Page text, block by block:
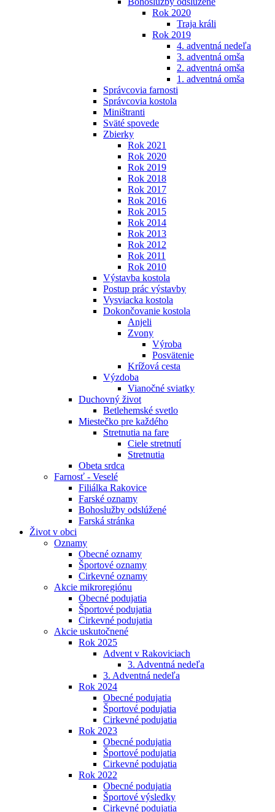
Rok 2020
Traja králi
Rok 2019
4. adventná nedeľa
3. adventná omša
2. adventná omša
1. adventná omša
Správcovia farnosti
Správcovia kostola
Miništranti
Sväté spovede
Zbierky
Rok 2021
Rok 2020
Rok 2019
Rok 2018
Rok 2017
Rok 2016
Rok 2015
Rok 2014
Rok 2013
Rok 2012
Rok 2011
Rok 2010
Výstavba kostola
Postup prác výstavby
Vysviacka kostola
Dokončovanie kostola
Anjeli
Zvony
Výroba
Posvätenie
Krížová cesta
Výzdoba
Vianočné sviatky
Duchovný život
Betlehemské svetlo
Miestečko pre každého
Stretnutia na fare
Ciele stretnutí
Stretnutia
Obeta srdca
Farnosť - Veselé
Filiálka Rakovice
Farské oznamy
Bohoslužby odslúžené
Farská stránka
Život v obci
Oznamy
Obecné oznamy
Športové oznamy
Cirkevné oznamy
Akcie mikroregiónu
Obecné podujatia
Športové podujatia
Cirkevné podujatia
Akcie uskutočnené
Rok 2025
Advent v Rakoviciach
3. Adventná nedeľa
3. Adventná nedeľa
Rok 2024
Obecné podujatia
Športové podujatia
Cirkevné podujatia
Rok 2023
Obecné podujatia
Športové podujatia
Cirkevné podujatia
Rok 2022
Obecné podujatia
Športové výsledky
Cirkevné podujatia